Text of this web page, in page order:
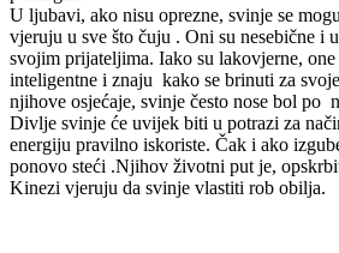
U ljubavi, ako nisu oprezne, svinje se
vjeruju u sve što čuju . Oni su nesebične i
svojim prijateljima. Iako su lakovjerne,
inteligentne i znaju kako se brinuti za
njihove osjećaje, svinje često nose bol po
Divlje svinje će uvijek biti u potrazi za
energiju pravilno iskoriste. Čak i ako
ponovo steći .Njihov životni put je,
Kinezi vjeruju da svinje vlastiti rob obilja.